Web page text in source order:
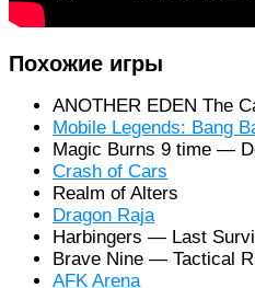
Похожие игры
ANOTHER EDEN The
Mobile Legends: Bang
Magic Burns 9 time —
Crash of Cars
Realm of Alters
Dragon Raja
Harbingers — Last
Brave Nine — Tactical
AFK Arena